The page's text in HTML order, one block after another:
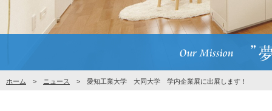
ホーム > ニュース > 愛知工業大学 大同大学 学内企業展に出展します！